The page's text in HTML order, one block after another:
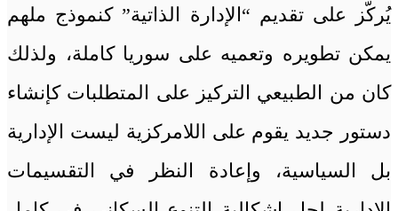
يُركّز على تقديم “الإدارة الذاتية” كنموذج ملهم
يمكن تطويره وتعميه على سوريا كاملة، ولذلك
كان من الطبيعي التركيز على المتطلبات كإنشاء
دستور جديد يقوم على اللامركزية ليست الإدارية
بل السياسية، وإعادة النظر في التقسيمات